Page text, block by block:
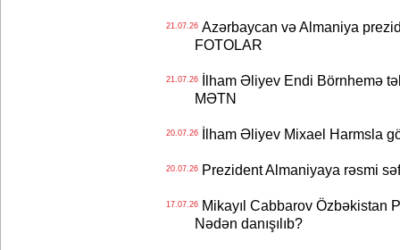
21.07.26Azərbaycan və Almaniya
FOTOLAR
21.07.26İlham Əliyev Endi Börnhemə
MƏTN
20.07.26İlham Əliyev Mixael Harmsla
20.07.26Prezident Almaniyaya rəsmi
17.07.26Mikayıl Cabbarov Özbəkistan
Nədən danışılıb?